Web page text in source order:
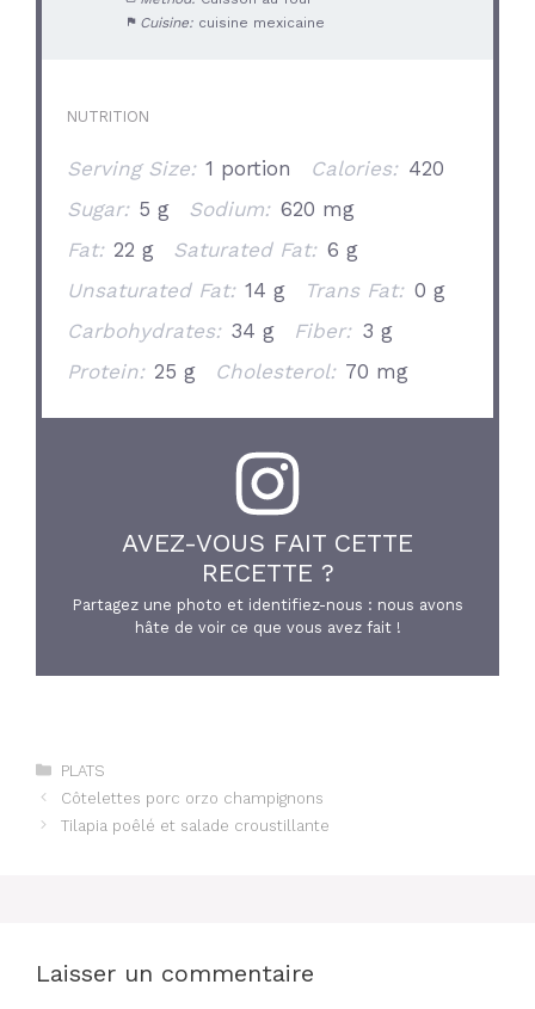
Cuisine: cuisine mexicaine
NUTRITION
Serving Size: 1 portion Calories: 420
Sugar: 5 g Sodium: 620 mg
Fat: 22 g Saturated Fat: 6 g
Unsaturated Fat: 14 g Trans Fat: 0 g
Carbohydrates: 34 g Fiber: 3 g
Protein: 25 g Cholesterol: 70 mg
AVEZ-VOUS FAIT CETTE
RECETTE ?
Partagez une photo et identifiez-nous : nous avons
hâte de voir ce que vous avez fait !
Catégories
PLATS
Côtelettes porc orzo champignons
Tilapia poêlé et salade croustillante
Laisser un commentaire